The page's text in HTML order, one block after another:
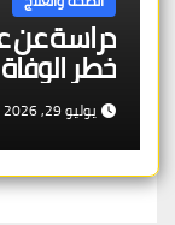
دراسة عن
خطر
يوليو 29, 2026